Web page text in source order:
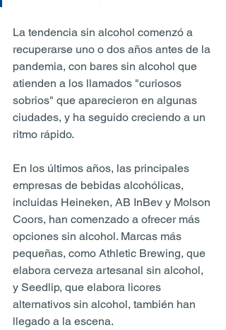
La tendencia sin alcohol comenzó a
recuperarse uno o dos años antes de la
pandemia, con bares sin alcohol que
atienden a los llamados "curiosos
sobrios" que aparecieron en algunas
ciudades, y ha seguido creciendo a un
ritmo rápido.
En los últimos años, las principales
empresas de bebidas alcohólicas,
incluidas Heineken, AB InBev y Molson
Coors, han comenzado a ofrecer más
opciones sin alcohol. Marcas más
pequeñas, como Athletic Brewing, que
elabora cerveza artesanal sin alcohol,
y Seedlip, que elabora licores
alternativos sin alcohol, también han
llegado a la escena.